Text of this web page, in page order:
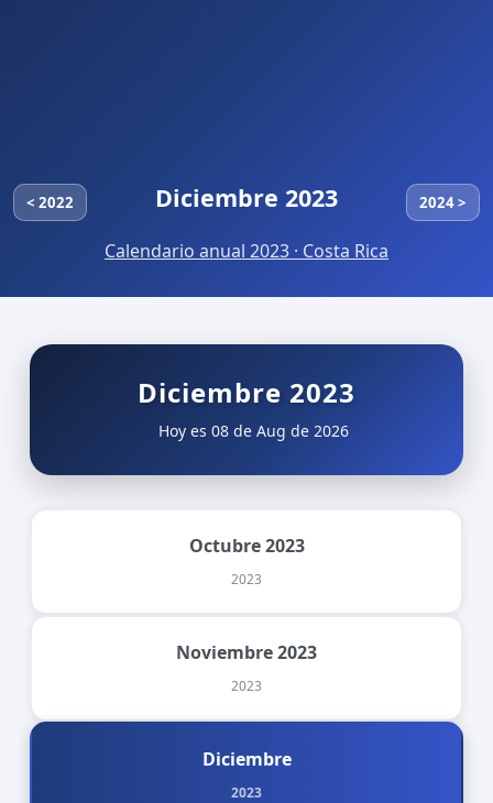
< 2022 Diciembre 2023 2024 >
Calendario anual 2023 · Costa Rica
Diciembre 2023
Hoy es 08 de Aug de 2026
Octubre 2023
2023
Noviembre 2023
2023
Diciembre
2023